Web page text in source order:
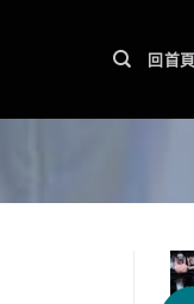
回首頁